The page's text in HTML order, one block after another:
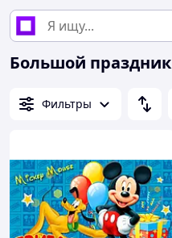
Большой праздник
Фильтры